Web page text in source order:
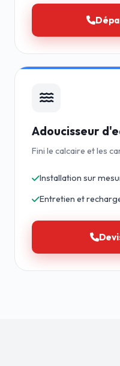
Adoucisseur
Fini le calcaire et les
Installation sur
Entretien et